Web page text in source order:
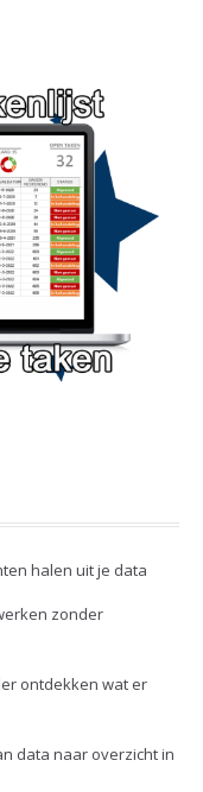
halen uit je data
zonder
ontdekken wat er
data naar overzicht in